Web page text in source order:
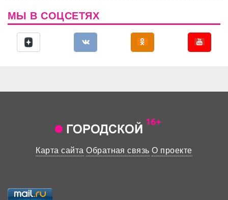
МЫ В СОЦСЕТЯХ
Карта сайта Обратная связь О проекте